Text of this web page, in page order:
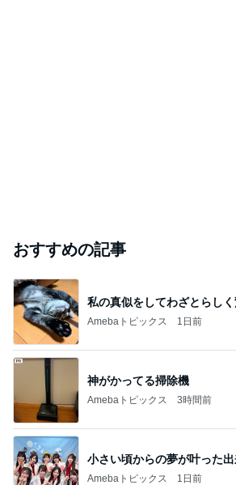
おすすめの記事
私の真似をしてわざとらしく
Amebaトピックス 1日前
神がかってる掃除機
Amebaトピックス 3時間前
小さい頃からの夢が叶った
Amebaトピックス 1日前